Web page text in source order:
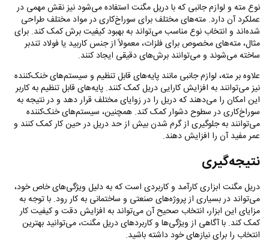
نوع مته و لوازم جانبی که با دریل مگنت استفاده می‌شود نیز نقش مهمی در
عملکرد آن دارد. مته‌های مختلف برای سوراخ‌کاری در مواد مختلف طراحی
شده‌اند و انتخاب نوع مناسب می‌تواند به بهبود کیفیت برش کمک کند. برای
مثال، مته‌های مخصوص برای فلزات، معمولاً از جنس کاربید یا فولاد تندبر
ساخته می‌شوند و می‌توانند برش‌های دقیقی ایجاد کنند.
علاوه بر مته، لوازم جانبی مانند پایه‌های قابل تنظیم و سیستم‌های خنک‌کننده
نیز می‌توانند به افزایش کارایی دریل کمک کنند. پایه‌های قابل تنظیم به کاربر
این امکان را می‌دهند که دریل را در زوایای مختلف قرار دهد و در نتیجه به
سوراخ‌کاری در سطوح دشوار کمک کند. همچنین، سیستم‌های خنک‌کننده
می‌توانند به جلوگیری از گرم شدن بیش از حد دریل در حین کار کمک کنند و
عمر مفید آن را افزایش دهند.
نتیجه‌گیری
دریل مگنت ابزاری کارآمد و کاربردی است که به دلیل ویژگی‌های خاص خود،
می‌تواند در بسیاری از پروژه‌های صنعتی و ساختمانی به کار رود. با توجه به
مزایای این ابزار، انتخاب صحیح آن می‌تواند به افزایش دقت و کیفیت کار
کمک کند. با آگاهی از ویژگی‌ها و کاربردهای دریل مگنت، می‌توانید بهترین
انتخاب را برای نیازهای خود داشته باشید.